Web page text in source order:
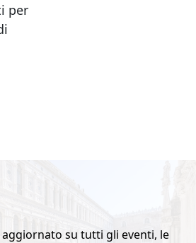
per
su tutti gli eventi, le